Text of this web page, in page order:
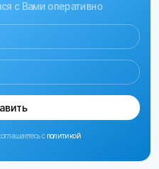
с Вами оперативно
с политикой